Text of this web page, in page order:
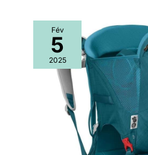
Fév
5
2025